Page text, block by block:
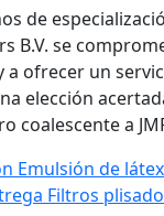
de
B.V. se
a ofrecer un
elección
coalescente a
Emulsión de látex
Filtros